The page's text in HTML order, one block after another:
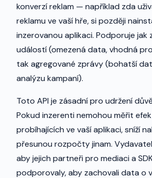
konverzí reklam — například zda
reklamu ve vaší hře, si později
inzerovanou aplikaci. Podporuje jak
událostí (omezená data, vhodná
tak agregované zprávy (bohatší
analýzu kampaní).
Toto API je zásadní pro udržení
Pokud inzerenti nemohou měřit
probíhajících ve vaší aplikaci, sníží
přesunou rozpočty jinam.
aby jejich partneři pro mediaci a
podporovaly, aby zachovali data o